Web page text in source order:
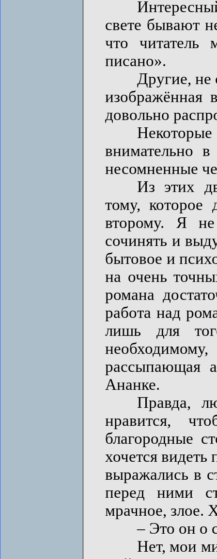
Интересный
свете бывают
что читатель
писано».
Другие, не
изображённая
довольно
Некоторые
внимательно
несомненные
Из этих
тому, которое
второму. Я
сочинять и
бытовое и
на очень
романа
работа над
лишь для
рассыпающая
Ананке.
Правда,
нравится,
благородные
хочется
выражались в
перед ними
мрачное, злое.
– Это он о
Нет, мои